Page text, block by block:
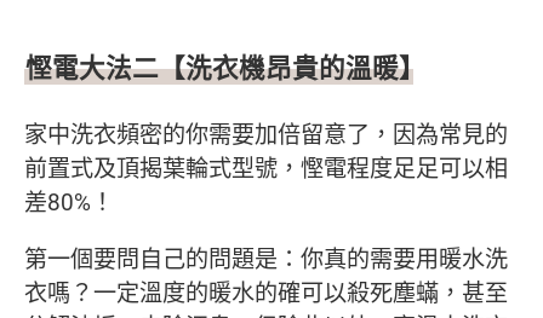
慳電大法二【洗衣機昂貴的溫暖】
家中洗衣頻密的你需要加倍留意了，因為常見的
前置式及頂揭葉輪式型號，慳電程度足足可以相
差80%！
第一個要問自己的問題是：你真的需要用暖水洗
衣嗎？一定溫度的暖水的確可以殺死塵蟎，甚至